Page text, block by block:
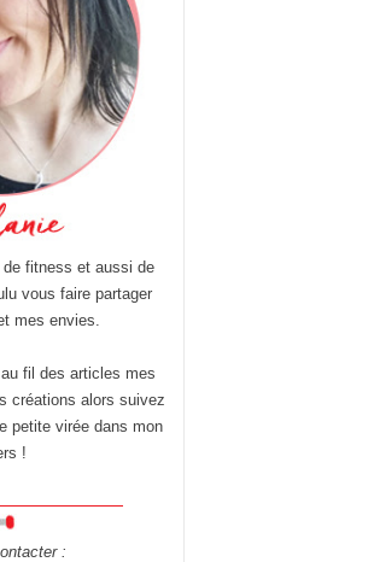
de fitness et aussi de
vous faire partager
mes envies.
fil des articles mes
créations alors suivez
petite virée dans mon
!
: